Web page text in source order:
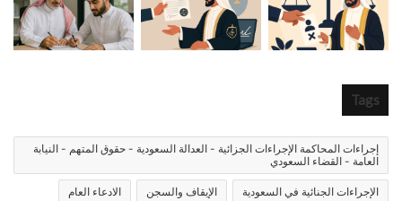
Tags
إجراءات المحاكمة الإجراءات الجزائية - العدالة السعودية - حقوق المتهم - النيابة
العامة - القضاء السعودي
الإجراءات الجنائية في السعودية الإيقاف والسجن الادعاء العام